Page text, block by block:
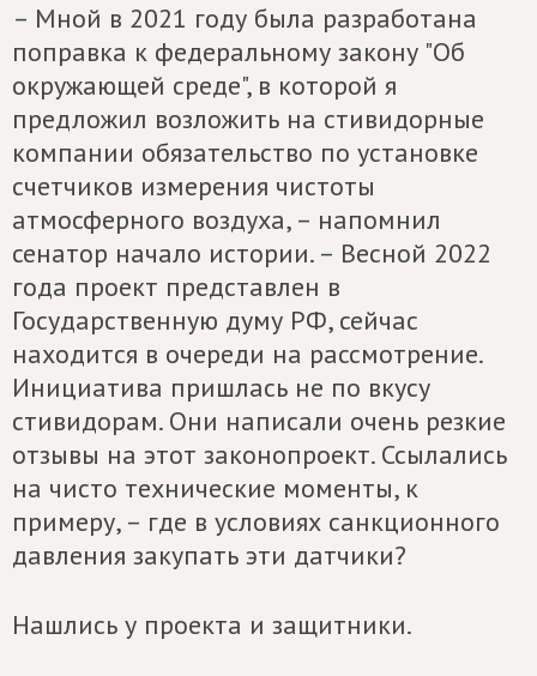
– Мной в 2021 году была разработана
поправка к федеральному закону "Об
окружающей среде", в которой я
предложил возложить на стивидорные
компании обязательство по установке
счетчиков измерения чистоты
атмосферного воздуха, – напомнил
сенатор начало истории. – Весной 2022
года проект представлен в
Государственную думу РФ, сейчас
находится в очереди на рассмотрение.
Инициатива пришлась не по вкусу
стивидорам. Они написали очень резкие
отзывы на этот законопроект. Ссылались
на чисто технические моменты, к
примеру, – где в условиях санкционного
давления закупать эти датчики?
Нашлись у проекта и защитники.